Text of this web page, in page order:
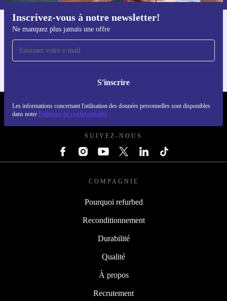
Inscrivez-vous à notre newsletter!
Ne manquez plus jamais une offre
S'inscrire
Les informations concernant l'utilisation des données personnelles sont disponibles
dans notre Politique de confidentialité
Téléchargez l'application refurbed
Pour iOS et Android
REFURBED FRANCE - RETHINK NEW.
SUIVEZ-NOUS
COMPAGNIE
Pourquoi refurbed
Reconditionnement
Durabilité
Qualité
À propos
Recrutement